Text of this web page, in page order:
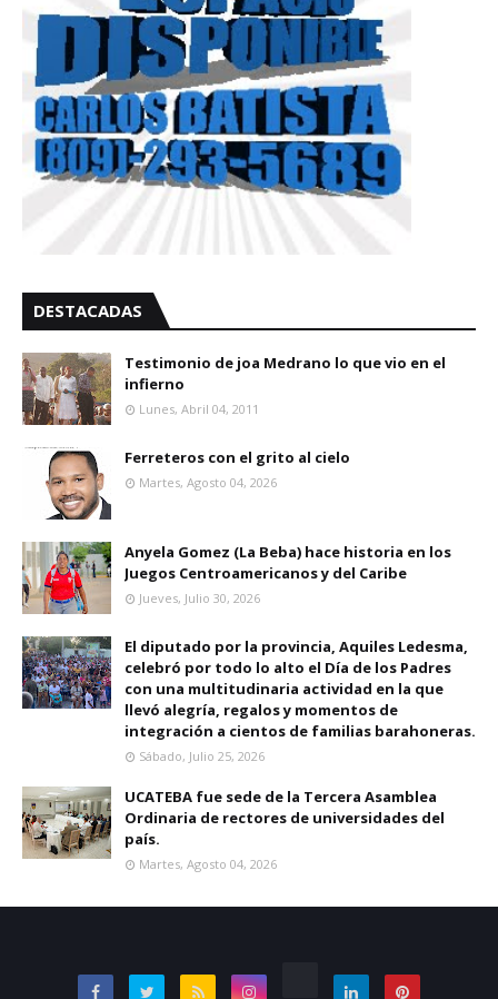
DESTACADAS
Testimonio de joa Medrano lo que vio en el
infierno
Lunes, Abril 04, 2011
Ferreteros con el grito al cielo
Martes, Agosto 04, 2026
Anyela Gomez (La Beba) hace historia en los
Juegos Centroamericanos y del Caribe
Jueves, Julio 30, 2026
El diputado por la provincia, Aquiles Ledesma,
celebró por todo lo alto el Día de los Padres
con una multitudinaria actividad en la que
llevó alegría, regalos y momentos de
integración a cientos de familias barahoneras.
Sábado, Julio 25, 2026
UCATEBA fue sede de la Tercera Asamblea
Ordinaria de rectores de universidades del
país.
Martes, Agosto 04, 2026